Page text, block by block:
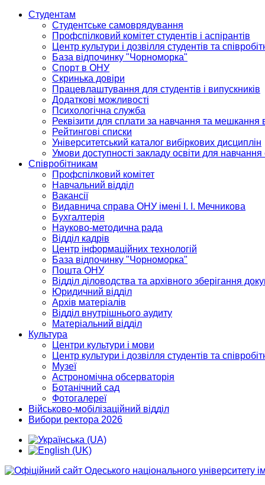
Студентам
Студентське самоврядування
Профспілковий комітет студентів і аспірантів
Центр культури і дозвілля студентів та
База відпочинку "Чорноморка"
Спорт в ОНУ
Скринька довіри
Працевлаштування для студентів і випускників
Додаткові можливості
Психологічна служба
Реквізити для сплати за навчання та мешкання
Рейтингові списки
Університетський каталог вибіркових дисциплін
Умови доступності закладу освіти для
Співробітникам
Профспілковий комітет
Навчальний відділ
Вакансії
Видавнича справа ОНУ імені І. І. Мечникова
Бухгалтерія
Науково-методична рада
Відділ кадрів
Центр інформаційних технологій
База відпочинку "Чорноморка"
Пошта ОНУ
Відділ діловодства та архівного зберігання
Юридичний відділ
Архів матеріалів
Відділ внутрішнього аудиту
Матеріальний відділ
Культура
Центри культури і мови
Центр культури і дозвілля студентів та
Музеї
Астрономічна обсерваторія
Ботанічний сад
Фотогалереї
Військово-мобілізаційний відділ
Вибори ректора 2026